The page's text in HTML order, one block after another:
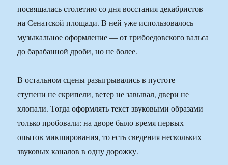
посвящалась столетию со дня восстания декабристов
на Сенатской площади. В ней уже использовалось
музыкальное оформление — от грибоедовского вальса
до барабанной дроби, но не более.
В остальном сцены разыгрывались в пустоте —
ступени не скрипели, ветер не завывал, двери не
хлопали. Тогда оформлять текст звуковыми образами
только пробовали: на дворе было время первых
опытов микширования, то есть сведения нескольких
звуковых каналов в одну дорожку.